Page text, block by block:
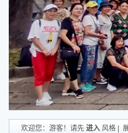
欢迎您：游客！请先 进入 风格